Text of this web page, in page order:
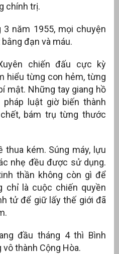
chính trị.
năm 1955, mọi chuyện
đạn và máu.
chiến đấu cực kỳ
hiểu từng con hẻm, từng
mật. Những tay giang hồ
luật giờ biến thành
bám trụ từng thước
thua kém. Súng máy, lựu
nhẹ đều được sử dụng.
thần không còn gì để
chỉ là cuộc chiến quyền
tử để giữ lấy thế giới đã
đầu tháng 4 thì Bình
thành Cộng Hòa.